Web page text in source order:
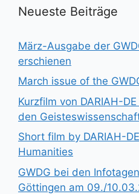
Neueste Beiträge
März-Ausgabe der
erschienen
March issue of the
Kurzfilm von DARIAH-
den
Short film by DARIAH-
Humanities
GWDG bei den
Göttingen am 09./